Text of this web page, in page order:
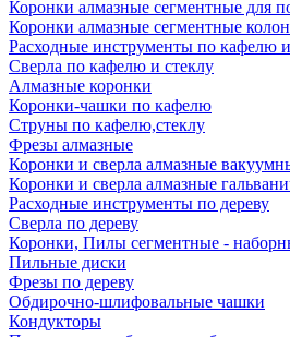
Коронки алмазные сегментные для
Коронки алмазные сегментные
Расходные инструменты по кафелю
Сверла по кафелю и стеклу
Алмазные коронки
Коронки-чашки по кафелю
Струны по кафелю,стеклу
Фрезы алмазные
Коронки и сверла алмазные
Коронки и сверла алмазные
Расходные инструменты по дереву
Сверла по дереву
Коронки, Пилы сегментные -
Пильные диски
Фрезы по дереву
Обдирочно-шлифовальные чашки
Кондукторы